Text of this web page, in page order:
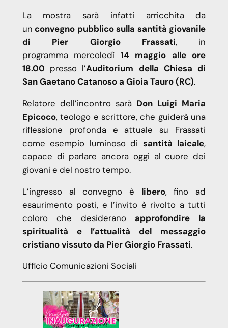
La mostra sarà infatti arricchita da
un convegno pubblico sulla santità giovanile
di Pier Giorgio Frassati, in
programma mercoledì 14 maggio alle ore
18.00 presso l’Auditorium della Chiesa di
San Gaetano Catanoso a Gioia Tauro (RC).
Relatore dell’incontro sarà Don Luigi Maria
Epicoco, teologo e scrittore, che guiderà una
riflessione profonda e attuale su Frassati
come esempio luminoso di santità laicale,
capace di parlare ancora oggi al cuore dei
giovani e del nostro tempo.
L’ingresso al convegno è
libero, fino ad
esaurimento posti, e l’invito è rivolto a tutti
coloro che desiderano
approfondire la
spiritualità e l’attualità del messaggio
cristiano vissuto da Pier Giorgio Frassati.
Ufficio Comunicazioni Sociali